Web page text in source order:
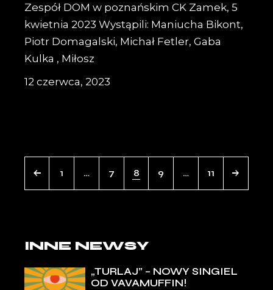
Zespół DOM w poznańskim CK Zamek, 5
kwietnia 2023 Wystąpili: Maniucha Bikont,
Piotr Domagalski, Michał Fetler, Gaba
Kulka , Miłosz
12 czerwca, 2023
1 … 7 8 9 … 11
INNE NEWSY
„TURLAJ” – NOWY SINGIEL
OD VAVAMUFFIN!